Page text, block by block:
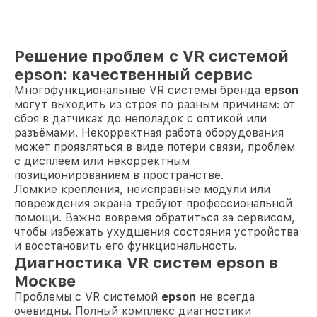
Решение проблем с VR системой
epson: качественный сервис
Многофункциональные VR системы бренда epson
могут выходить из строя по разным причинам: от
сбоя в датчиках до неполадок с оптикой или
разъёмами. Некорректная работа оборудования
может проявляться в виде потери связи, проблем
с дисплеем или некорректным
позиционированием в пространстве.
Ломкие крепления, неисправные модули или
повреждения экрана требуют профессиональной
помощи. Важно вовремя обратиться за сервисом,
чтобы избежать ухудшения состояния устройства
и восстановить его функциональность.
Диагностика VR систем epson в
Москве
Проблемы с VR системой epson не всегда
очевидны. Полный комплекс диагностики